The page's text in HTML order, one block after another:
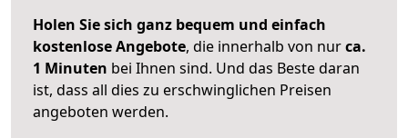
Holen Sie sich ganz bequem und einfach
kostenlose Angebote, die innerhalb von nurca.
1 Minuten bei Ihnen sind. Und das Beste daran
ist, dass all dies zu erschwinglichen Preisen
angeboten werden.